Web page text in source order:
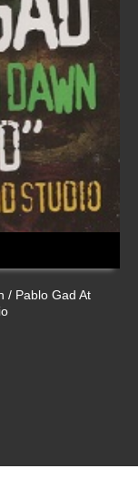
/ Pablo Gad At